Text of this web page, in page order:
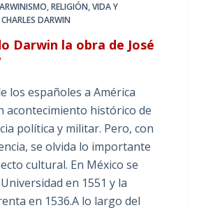
,RELIGIÓN,VIDA Y
DARWIN
Darwin la obra de José
los españoles a América
acontecimiento histórico de
política y militar. Pero, con
se olvida lo importante
cultural. En México se
en 1551 y la
en 1536.A lo largo del